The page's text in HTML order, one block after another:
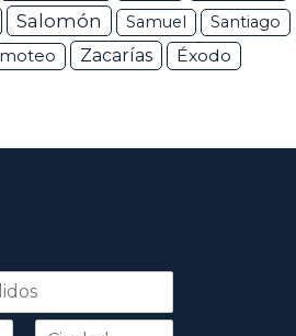
Salomón Samuel
Santiago
Zacarías Éxodo